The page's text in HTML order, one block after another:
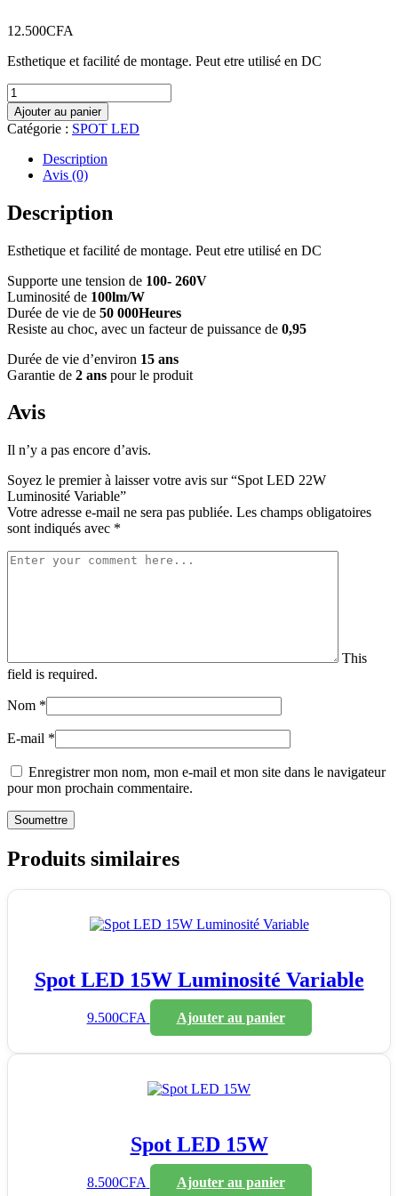
12.500CFA
Esthetique et facilité de montage. Peut etre utilisé en DC
quantité
de
Spot
LED
22W
Luminosité
Variable
Ajouter au panier
Catégorie : SPOT LED
Description
Avis (0)
Description
Esthetique et facilité de montage. Peut etre utilisé en DC
Supporte une tension de 100- 260V
Luminosité de 100lm/W
Durée de vie de 50 000Heures
Resiste au choc, avec un facteur de puissance de 0,95
Durée de vie d’environ 15 ans
Garantie de 2 ans pour le produit
Avis
Il n’y a pas encore d’avis.
Soyez le premier à laisser votre avis sur “Spot LED 22W
Luminosité Variable”
Votre adresse e-mail ne sera pas publiée. Les champs obligatoires
sont indiqués avec *
This
field is required.
Nom *
E-mail *
Enregistrer mon nom, mon e-mail et mon site dans le navigateur
pour mon prochain commentaire.
Produits similaires
Spot LED 15W Luminosité Variable
9.500CFA Ajouter au panier
Spot LED 15W
8.500CFA Ajouter au panier